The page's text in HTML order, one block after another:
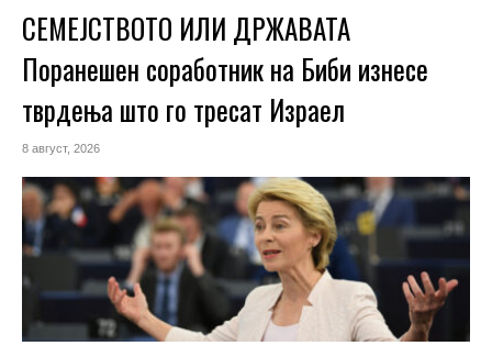
СЕМЕЈСТВОТО ИЛИ ДРЖАВАТА
Поранешен соработник на Биби изнесе
тврдења што го тресат Израел
8 август, 2026